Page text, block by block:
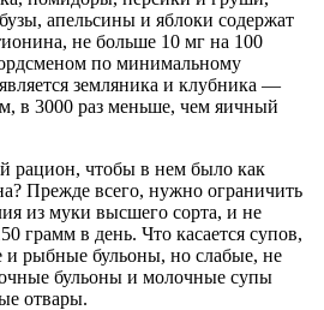
апельсины и яблоки содержат
не больше 10 мг на 100
по минимальному
земляника и клубника —
в 3000 раз меньше, чем яичный
рацион, чтобы в нем было как
Прежде всего, нужно ограничить
из муки высшего сорта, и не
грамм в день. Что касается супов,
рыбные бульоны, но слабые, не
бульоны и молочные супы
отвары.